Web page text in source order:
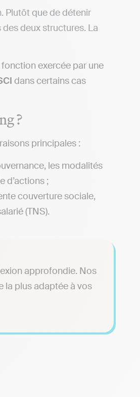
Plutôt que de détenir
deux structures. La
fonction exercée par une
dans certains cas
?
principales :
les modalités
d’actions ;
couverture sociale,
(TNS).
approfondie. Nos
la plus adaptée à vos